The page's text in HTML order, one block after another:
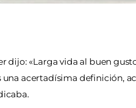
dijo: «Larga vida al buen
una acertadísima definición,